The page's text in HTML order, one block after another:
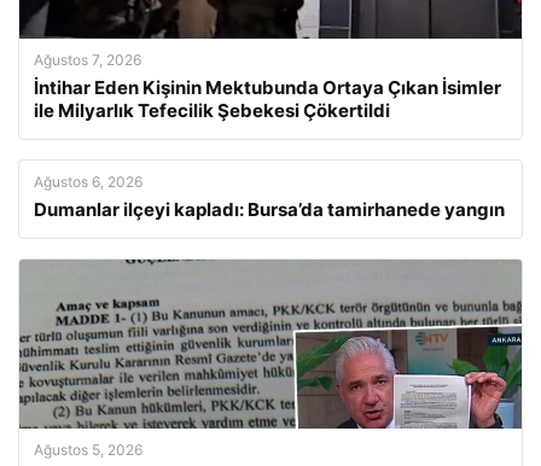
Ağustos 7, 2026
İntihar Eden Kişinin Mektubunda Ortaya Çıkan İsimler
ile Milyarlık Tefecilik Şebekesi Çökertildi
Ağustos 6, 2026
Dumanlar ilçeyi kapladı: Bursa’da tamirhanede yangın
Ağustos 5, 2026